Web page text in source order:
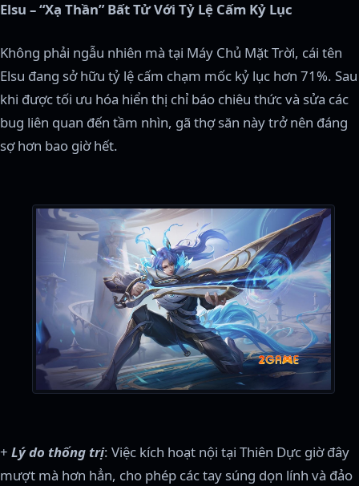
Elsu – “Xạ Thần” Bất Tử Với Tỷ Lệ Cấm Kỷ Lục
Không phải ngẫu nhiên mà tại Máy Chủ Mặt Trời, cái tên
Elsu đang sở hữu tỷ lệ cấm chạm mốc kỷ lục hơn 71%. Sau
khi được tối ưu hóa hiển thị chỉ báo chiêu thức và sửa các
bug liên quan đến tầm nhìn, gã thợ săn này trở nên đáng
sợ hơn bao giờ hết.
+ Lý do thống trị: Việc kích hoạt nội tại Thiên Dực giờ đây
mượt mà hơn hẳn, cho phép các tay súng dọn lính và đảo